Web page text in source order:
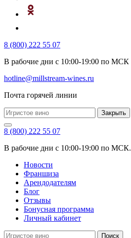
8 (800) 222 55 07
В рабочие дни с 10:00-19:00 по МСК
hotline@millstream-wines.ru
Почта горячей линии
Закрыть
8 (800) 222 55 07
В рабочие дни с 10:00-19:00 по МСК.
Новости
Франшиза
Арендодателям
Блог
Отзывы
Бонусная программа
Личный кабинет
Поиск